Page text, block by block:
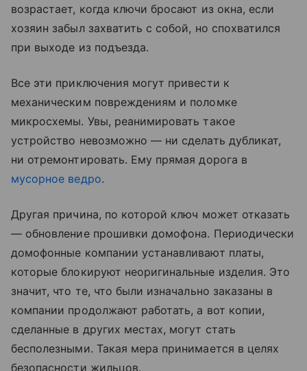
возрастает, когда ключи бросают из окна, если
хозяин забыл захватить с собой, но спохватился
при выходе из подъезда.
Все эти приключения могут привести к
механическим повреждениям и поломке
микросхемы. Увы, реанимировать такое
устройство невозможно — ни сделать дубликат,
ни отремонтировать. Ему прямая дорога в
мусорное ведро.
Другая причина, по которой ключ может отказать
— обновление прошивки домофона. Периодически
домофонные компании устанавливают платы,
которые блокируют неоригинальные изделия. Это
значит, что те, что были изначально заказаны в
компании продолжают работать, а вот копии,
сделанные в других местах, могут стать
бесполезными. Такая мера принимается в целях
безопасности жильцов.